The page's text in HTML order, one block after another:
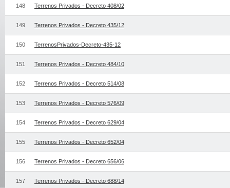
148 Terrenos Privados - Decreto 408/02
149 Terrenos Privados - Decreto 435/12
150 TerrenosPrivados-Decreto-435-12
151 Terrenos Privados - Decreto 484/10
152 Terrenos Privados - Decreto 514/08
153 Terrenos Privados - Decreto 576/09
154 Terrenos Privados - Decreto 629/04
155 Terrenos Privados - Decreto 652/04
156 Terrenos Privados - Decreto 656/06
157 Terrenos Privados - Decreto 688/14